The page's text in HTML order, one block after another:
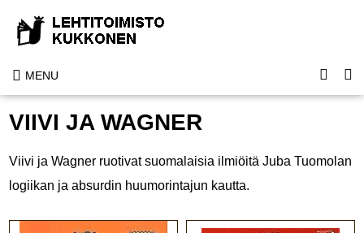
MENU
VIIVI JA WAGNER
Viivi ja Wagner ruotivat suomalaisia ilmiöitä Juba Tuomolan
logiikan ja absurdin huumorintajun kautta.